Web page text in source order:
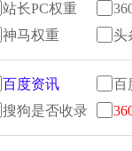
站长PC权重
神马权重 头
百度资讯
百
搜狗是否收录